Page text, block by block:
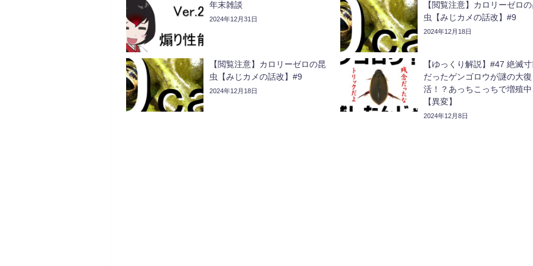
年末雑談
2024年12月31日
【閲覧注意】カロリーゼロ
虫【みじカメの話改】#9
2024年12月18日
【閲覧注意】カロリーゼロの昆
虫【みじカメの話改】#9
2024年12月18日
【ゆっくり解説】#47 絶滅
だったゲンゴロウが謎の大復
活！？あっちこっちで増殖
【異変】
2024年12月8日